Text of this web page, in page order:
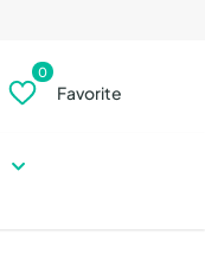
0
Favorite